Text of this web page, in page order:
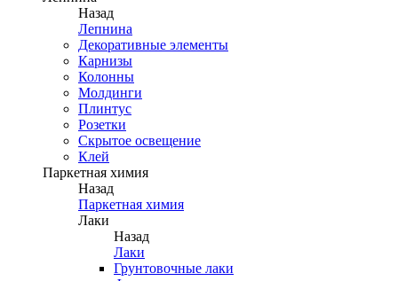
Назад
Лепнина
Декоративные элементы
Карнизы
Колонны
Молдинги
Плинтус
Розетки
Скрытое освещение
Клей
Паркетная химия
Назад
Паркетная химия
Лаки
Назад
Лаки
Грунтовочные лаки